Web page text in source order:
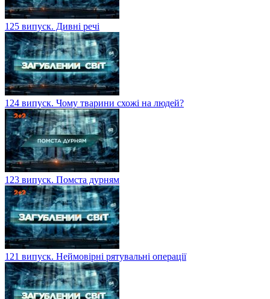
125 випуск. Дивні речі
124 випуск. Чому тварини схожі на людей?
123 випуск. Помста дурням
121 випуск. Неймовірні рятувальні операції